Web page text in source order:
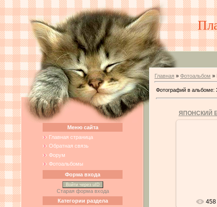
Меню сайта
Главная страница
Обратная связь
Форум
Фотоальбомы
Форма входа
Войти через uID
Старая форма входа
Категории раздела
Главная » Фотоальбом »
Фотографий в альбоме:
ЯПОНСКИЙ
458